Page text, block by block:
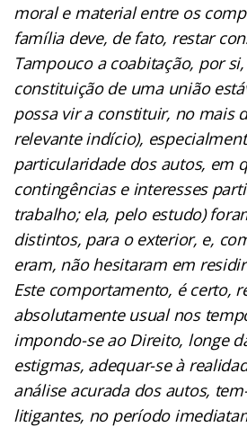
moral e material entre os
família deve, de fato, restar
Tampouco a coabitação, por
constituição de uma união
possa vir a constituir, no mais
relevante indício),
particularidade dos autos, em
contingências e interesses
trabalho; ela, pelo estudo)
distintos, para o exterior, e,
eram, não hesitaram em
Este comportamento, é certo,
absolutamente usual nos
impondo-se ao Direito, longe
estigmas, adequar-se à
análise acurada dos autos,
litigantes, no período